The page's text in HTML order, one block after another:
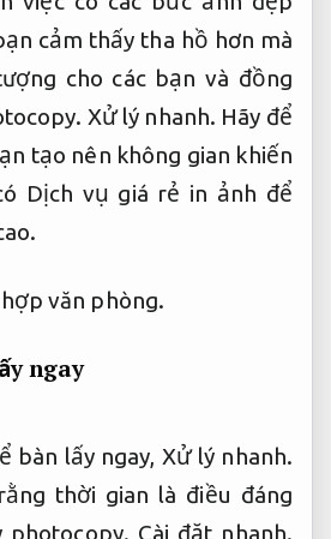
cảm thấy tha hồ hơn mà
cho các bạn và đồng
Xử lý nhanh. Hãy để
tạo nên không gian khiến
Dịch vụ giá rẻ in ảnh để
văn phòng.
ngay
bàn lấy ngay, Xử lý nhanh.
thời gian là điều đáng
photocopy. Cài đặt nhanh.